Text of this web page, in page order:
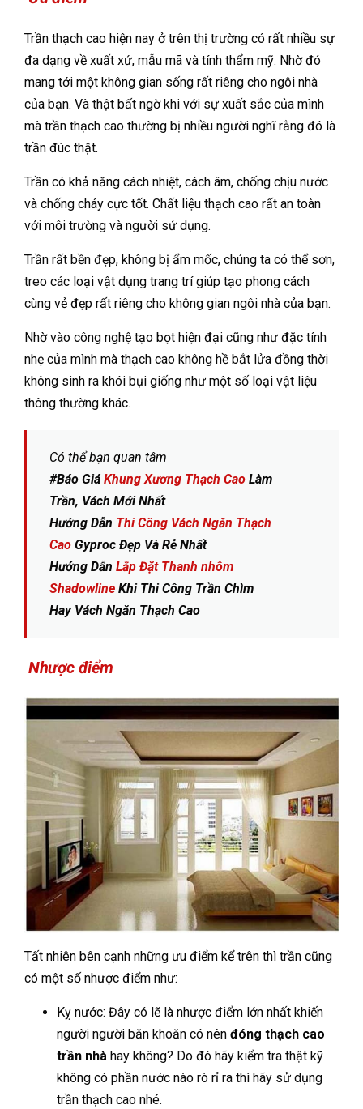
Trần thạch cao hiện nay ở trên thị trường có rất nhiều sự
đa dạng về xuất xứ, mẫu mã và tính thẩm mỹ. Nhờ đó
mang tới một không gian sống rất riêng cho ngôi nhà
của bạn. Và thật bất ngờ khi với sự xuất sắc của mình
mà trần thạch cao thường bị nhiều người nghĩ rằng đó là
trần đúc thật.
Trần có khả năng cách nhiệt, cách âm, chống chịu nước
và chống cháy cực tốt. Chất liệu thạch cao rất an toàn
với môi trường và người sử dụng.
Trần rất bền đẹp, không bị ẩm mốc, chúng ta có thể sơn,
treo các loại vật dụng trang trí giúp tạo phong cách
cùng vẻ đẹp rất riêng cho không gian ngôi nhà của bạn.
Nhờ vào công nghệ tạo bọt hiện đại cũng như đặc tính
nhẹ của mình mà thạch cao không hề bắt lửa đồng thời
không sinh ra khói bụi giống như một số loại vật liệu
thông thường khác.
Có thể bạn quan tâm
#Báo Giá Khung Xương Thạch Cao Làm
Trần, Vách Mới Nhất
Hướng Dẫn Thi Công Vách Ngăn Thạch
Cao Gyproc Đẹp Và Rẻ Nhất
Hướng Dẫn Lắp Đặt Thanh nhôm
Shadowline Khi Thi Công Trần Chìm
Hay Vách Ngăn Thạch Cao
Nhược điểm
Tất nhiên bên cạnh những ưu điểm kể trên thì trần cũng
có một số nhược điểm như:
Kỵ nước: Đây có lẽ là nhược điểm lớn nhất khiến
người người băn khoăn có nên đóng thạch cao
trần nhà hay không? Do đó hãy kiểm tra thật kỹ
không có phần nước nào rò rỉ ra thì hãy sử dụng
trần thạch cao nhé.